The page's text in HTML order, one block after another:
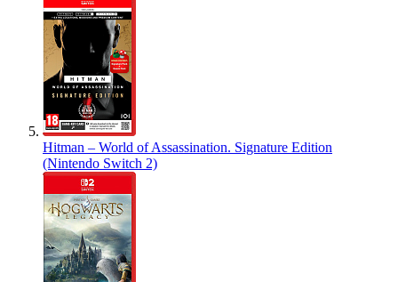
Hitman – World of Assassination. Signature Edition
(Nintendo Switch 2)